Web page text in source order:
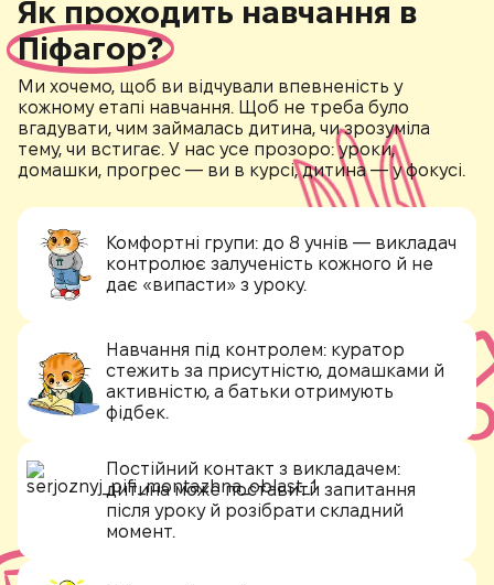
Як проходить навчання в
Піфагор?
Ми хочемо, щоб ви відчували впевненість у
кожному етапі навчання. Щоб не треба було
вгадувати, чим займалась дитина, чи зрозуміла
тему, чи встигає. У нас усе прозоро: уроки,
домашки, прогрес — ви в курсі, дитина — у фокусі.
Комфортні групи: до 8 учнів — викладач
контролює залученість кожного й не
дає «випасти» з уроку.
Навчання під контролем: куратор
стежить за присутністю, домашками й
активністю, а батьки отримують
фідбек.
Постійний контакт з викладачем:
дитина може поставити запитання
після уроку й розібрати складний
момент.